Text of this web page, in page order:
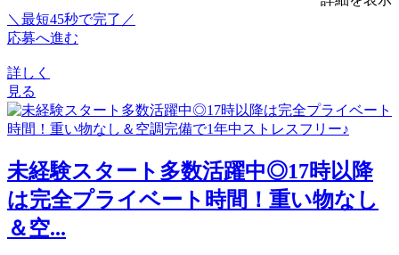
＼最短45秒で完了／
応募へ進む
詳しく
見る
未経験スタート多数活躍中◎17時以降
は完全プライベート時間！重い物なし
＆空...